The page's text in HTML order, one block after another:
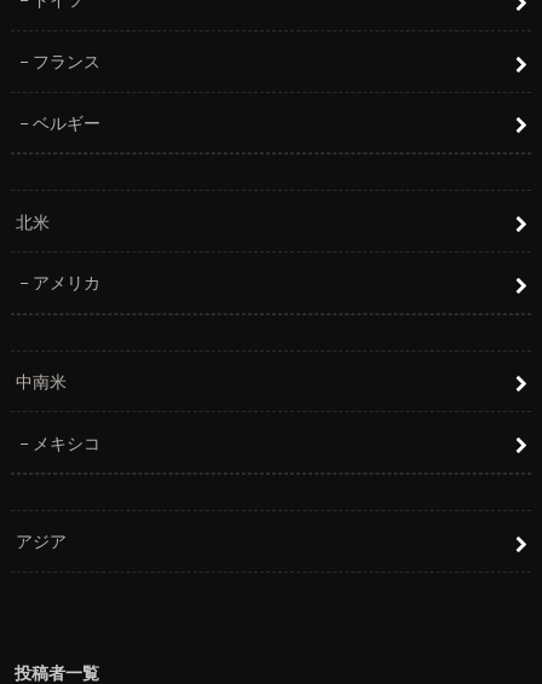
フランス
ベルギー
北米
アメリカ
中南米
メキシコ
アジア
投稿者一覧